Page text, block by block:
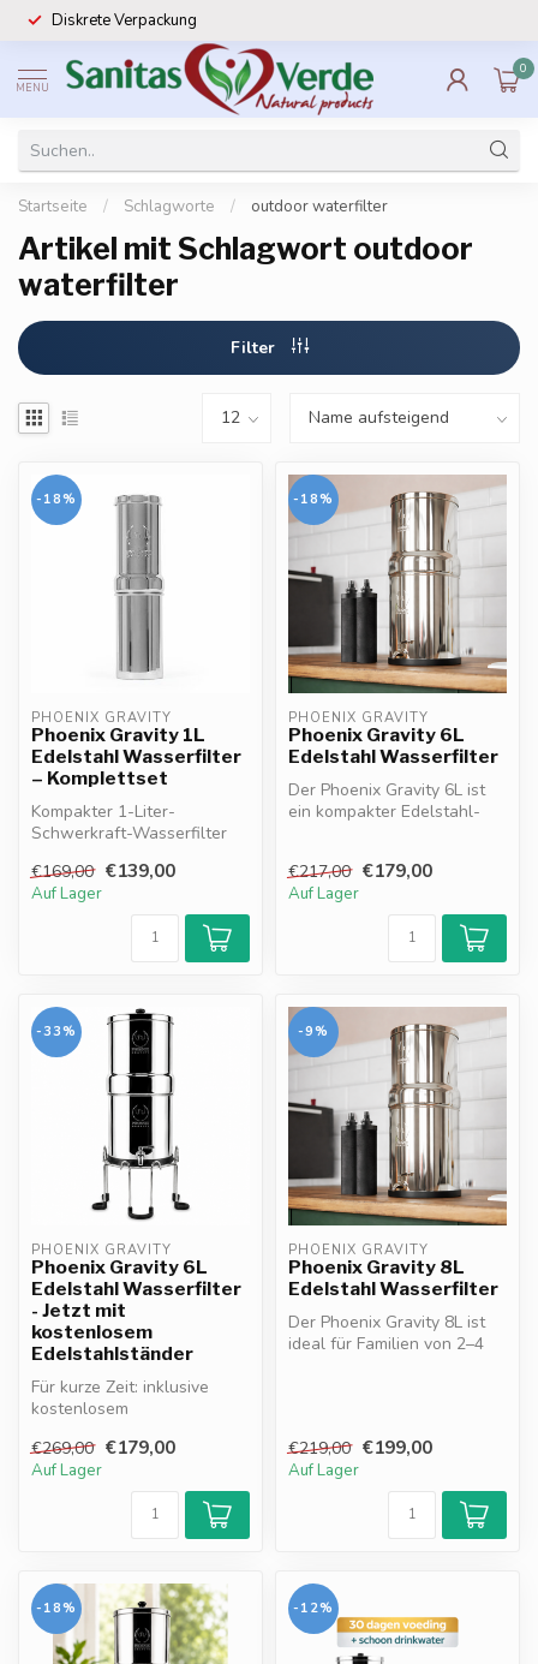
Diskrete Verpackung
MENU
0
Startseite / Schlagworte / outdoor waterfilter
Artikel mit Schlagwort outdoor
waterfilter
Filter
-18%
PHOENIX GRAVITY
Phoenix Gravity 1L
Edelstahl Wasserfilter
– Komplettset
Kompakter 1-Liter-
Schwerkraft-Wasserfilter
KokoCarb...
€169,00 €139,00
Auf Lager
-18%
PHOENIX GRAVITY
Phoenix Gravity 6L
Edelstahl Wasserfilter
Der Phoenix Gravity 6L ist
ein kompakter Edelstahl-
€217,00 €179,00
Auf Lager
-33%
PHOENIX GRAVITY
Phoenix Gravity 6L
Edelstahl Wasserfilter
- Jetzt mit
kostenlosem
Edelstahlständer
Für kurze Zeit: inklusive
kostenlosem
Phoenix Gravity 6L ...
€269,00 €179,00
Auf Lager
-9%
PHOENIX GRAVITY
Phoenix Gravity 8L
Edelstahl Wasserfilter
Der Phoenix Gravity 8L ist
ideal für Familien von 2–4
€219,00 €199,00
Auf Lager
-18% -12%